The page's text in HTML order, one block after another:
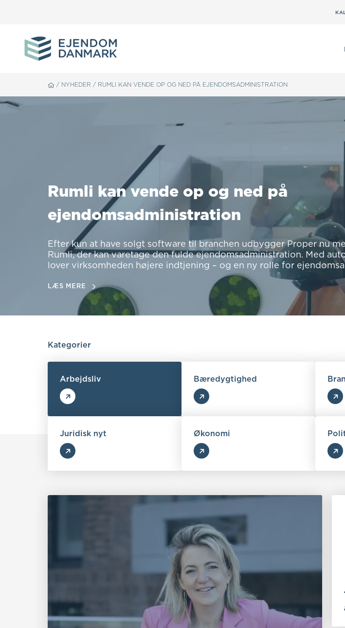
/ NYHEDER / RUMLI KAN VENDE OP OG NED PÅ EJENDOMSADMINISTRATION
Rumli kan vende op og ned på
ejendomsadministration
Efter kun at have solgt software til branchen udbygger Proper nu
Rumli, der kan varetage den fulde ejendomsadministration. Med
lover virksomheden højere indtjening – og en ny rolle for
LÆS MERE
Kategorier
Arbejdsliv Bæredygtighed
Juridisk nyt Økonomi